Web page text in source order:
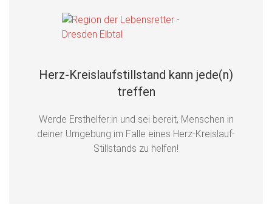
Herz-Kreislaufstillstand kann jede(n)
treffen
Werde Ersthelfer:in und sei bereit, Menschen in
deiner Umgebung im Falle eines Herz-Kreislauf-
Stillstands zu helfen!